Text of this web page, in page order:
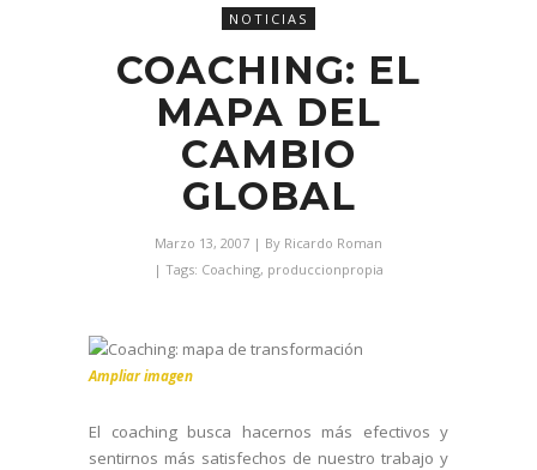
NOTICIAS
COACHING: EL
MAPA DEL
CAMBIO
GLOBAL
Marzo 13, 2007 | By Ricardo Roman
| Tags: Coaching, produccionpropia
Ampliar imagen
El coaching busca hacernos más efectivos y
sentirnos más satisfechos de nuestro trabajo y